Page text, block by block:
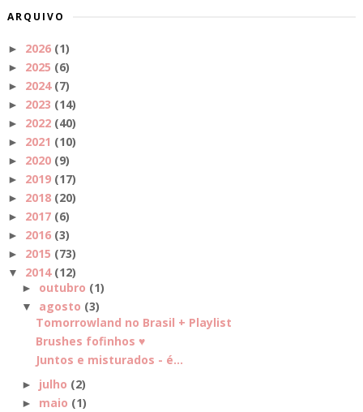
ARQUIVO
► 2026 (1)
► 2025 (6)
► 2024 (7)
► 2023 (14)
► 2022 (40)
► 2021 (10)
► 2020 (9)
► 2019 (17)
► 2018 (20)
► 2017 (6)
► 2016 (3)
► 2015 (73)
▼ 2014 (12)
► outubro (1)
▼ agosto (3)
Tomorrowland no Brasil + Playlist
Brushes fofinhos ♥
Juntos e misturados - é...
► julho (2)
► maio (1)